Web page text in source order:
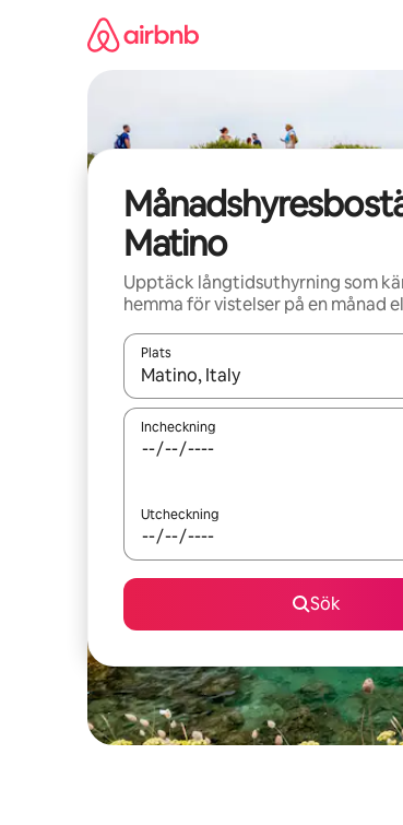
Matino
Upptäck långtidsuthyrning som
hemma för vistelser på en månad
Plats
När resultaten är tillgängliga kan
Incheckning
Utcheckning
Sök